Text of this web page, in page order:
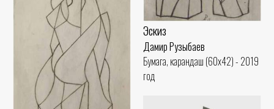
Эскиз
Дамир Рузыбаев
Бумага, карандаш (60x42) - 2019
год